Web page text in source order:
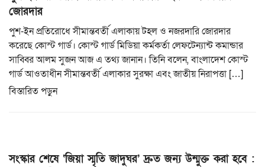
জোরদার
পুশ-ইন প্রতিরোধে সীমান্তবর্তী এলাকায় টহল ও নজরদারি জোরদার
করেছে কোস্ট গার্ড। কোস্ট গার্ড মিডিয়া কর্মকর্তা লেফটেন্যান্ট কমান্ডার
সাব্বির আলম সুজন আজ এ তথ্য জানান। তিনি বলেন, বাংলাদেশ কোস্ট
গার্ড আওতাধীন সীমান্তবর্তী এলাকার সুরক্ষা এবং জাতীয় নিরাপত্তা […]
বিস্তারিত পড়ুন
সংস্কার শেষে ‘জিয়া স্মৃতি জাদুঘর’ দ্রুত জন্য উন্মুক্ত করা হবে :